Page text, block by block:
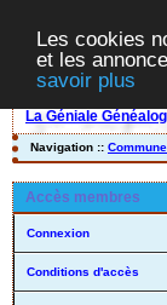
Les cookies
et les
savoir plus
La Géniale
Navigation ::
Accès membres
Connexion
Conditions d'accès